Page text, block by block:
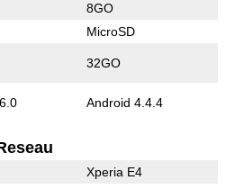
8GO
MicroSD
32GO
Android 4.4.4
Xperia E4